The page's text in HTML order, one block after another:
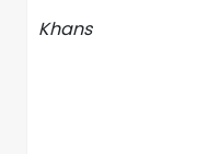
Khans